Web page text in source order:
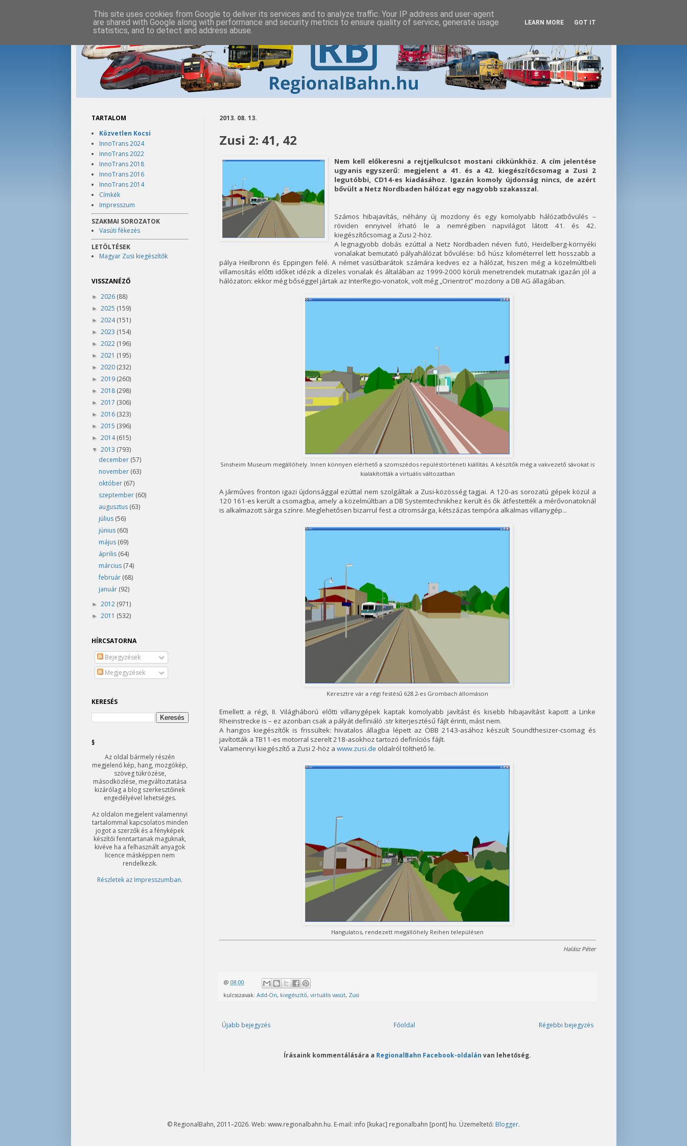
2013. 08. 13.
Zusi 2: 41, 42
Nem kell előkeresni a rejtjelkulcsot mostani cikkünkhöz. A cím jelentése
ugyanis egyszerű: megjelent a 41. és a 42. kiegészítőcsomag a Zusi 2
legutóbbi, CD14-es kiadásához. Igazán komoly újdonság nincs, de azért
bővült a Netz Nordbaden hálózat egy nagyobb szakasszal.
Számos hibajavítás, néhány új mozdony és egy komolyabb hálózatbővülés –
röviden ennyivel írható le a nemrégiben napvilágot látott 41. és 42.
kiegészítőcsomag a Zusi 2-höz.
A legnagyobb dobás ezúttal a Netz Nordbaden néven futó, Heidelberg-környéki
vonalakat bemutató pályahálózat bővülése: bő húsz kilométerrel lett hosszabb a
pálya Heilbronn és Eppingen felé. A német vasútbarátok számára kedves ez a hálózat, hiszen még a közelmúltbeli
villamosítás előtti időket idézik a dízeles vonalak és általában az 1999-2000 körüli menetrendek mutatnak igazán jól a
hálózaton: ekkor még bőséggel jártak az InterRegio-vonatok, volt még „Orientrot” mozdony a DB AG állagában.
Sinsheim Museum megállóhely. Innen könnyen elérhető a szomszédos repüléstörténeti kiállítás. A készítők még a vakvezető sávokat is
kialakították a virtuális változatban
A járműves fronton igazi újdonsággal ezúttal nem szolgáltak a Zusi-közösség tagjai. A 120-as sorozatú gépek közül a
120 161-es került a csomagba, amely a közelmúltban a DB Systemtechnikhez került és ők átfestették a mérővonatoknál
is alkalmazott sárga színre. Meglehetősen bizarrul fest a citromsárga, kétszázas tempóra alkalmas villanygép...
Keresztre vár a régi festésű 628.2-es Grombach állomáson
Emellett a régi, II. Világháború előtti villanygépek kaptak komolyabb javítást és kisebb hibajavítást kapott a Linke
Rheinstrecke is – ez azonban csak a pályát definiáló .str kiterjesztésű fájlt érinti, mást nem.
A hangos kiegészítők is frissültek: hivatalos állagba lépett az ÖBB 2143-asához készült Soundthesizer-csomag és
javították a TB11-es motorral szerelt 218-asokhoz tartozó definíciós fájlt.
Valamennyi kiegészítő a Zusi 2-höz a www.zusi.de oldalról tölthető le.
Hangulatos, rendezett megállóhely Reihen településen
Halász Péter
@ 08:00
kulcsszavak: Add-On, kiegészítő, virtuális vasút, Zusi
Újabb bejegyzés Régebbi bejegyzés
Főoldal
Írásaink kommentálására a RegionalBahn Facebook-oldalán van lehetőség.
TARTALOM
Közvetlen Kocsi
InnoTrans 2024
InnoTrans 2022
InnoTrans 2018
InnoTrans 2016
InnoTrans 2014
Címkék
Impresszum
SZAKMAI SOROZATOK
Vasúti fékezés
LETÖLTÉSEK
Magyar Zusi kiegészítők
VISSZANÉZŐ
► 2026 (88)
► 2025 (159)
► 2024(151)
► 2023 (154)
► 2022 (196)
► 2021 (195)
► 2020 (232)
► 2019 (260)
► 2018 (298)
► 2017 (306)
► 2016 (323)
► 2015 (396)
► 2014(615)
▼ 2013 (793)
december (57)
november (63)
október (67)
szeptember (60)
augusztus (63)
július (56)
június (60)
május (69)
április (64)
március (74)
február (68)
január (92)
► 2012 (971)
► 2011 (532)
HÍRCSATORNA
Bejegyzések
Megjegyzések
KERESÉS
§
Az oldal bármely részén
megjelenő kép, hang, mozgókép,
szöveg tükrözése,
másodközlése, megváltoztatása
kizárólag a blog szerkesztőinek
engedélyével lehetséges.
Az oldalon megjelent valamennyi
tartalommal kapcsolatos minden
jogot a szerzők és a fényképek
készítői fenntartanak maguknak,
kivéve ha a felhasznált anyagok
licence másképpen nem
rendelkezik.
Részletek az Impresszumban.
© RegionalBahn, 2011–2026. Web: www.regionalbahn.hu. E-mail: info [kukac] regionalbahn [pont] hu. Üzemeltető: Blogger.
This site uses cookies from Google to deliver its services and to analyze traffic. Your IP address and user-agent
are shared with Google along with performance and security metrics to ensure quality of service, generate usage
statistics, and to detect and address abuse.
LEARN MORE GOT IT